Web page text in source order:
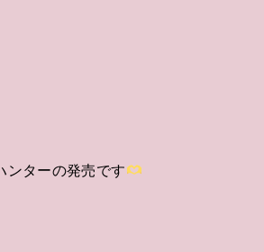
ンターの発売です